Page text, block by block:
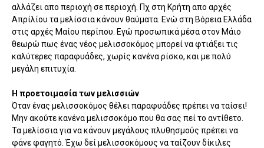
αλλάζει απο περιοχή σε περιοχή. Πχ στη Κρήτη απο αρχές
Απρίλίου τα μελίσσια κάνουν θαύματα. Ενώ στη Βόρεια Ελλάδα
στις αρχές Μαίου περίπου. Εγώ προσωπικά μέσα στον Μάιο
θεωρώ πως ένας νέος μελισσοκόμος μπορεί να φτιάξει τις
καλύτερες παραφυάδες, χωρίς κανένα ρίσκο, και με πολύ
μεγάλη επιτυχία.
Η προετοιμασία των μελισσιών
Όταν ένας μελισσοκόμος θέλει παραφυάδες πρέπει να ταίσει!
Μην ακούτε κανένα μελισσοκόμο που θα σας πεί το αντίθετο.
Τα μελίσσια για να κάνουν μεγάλους πλυθησμούς πρέπει να
φάνε φαγητό. Έχω δεί μελισσοκόμους να ταίζουν δίκιλες